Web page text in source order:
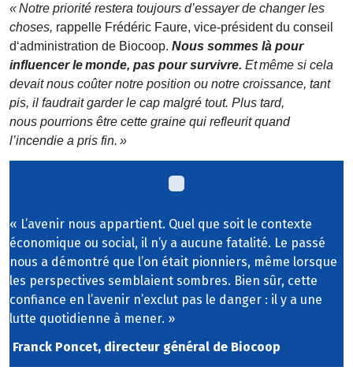
«Notre priorité restera toujours d’essayer de changer les
choses, rappelle Frédéric Faure, vice-président du conseil
d‘administration de Biocoop. Nous sommes là pour
influencer lemonde, pas pour survivre. Etmême si cela
devait nous coûter notre position ou notre croissance, tant
pis, il faudrait garder le cap malgré tout. Plus tard,
nous pourrions être cette graine qui refleurit quand
l’incendie a pris fin. »
« L’avenir nous appartient. Quel que soit le contexte
économique ou social, il n’y a aucune fatalité. Le passé
nous a démontré que l’on était pionniers, même lorsque
les perspectives semblaient sombres. Bien sûr, cette
confiance en l’avenir n’exclut pas le danger : il y a une
lutte quotidienne à mener. »
Franck Poncet, directeur général de Biocoop